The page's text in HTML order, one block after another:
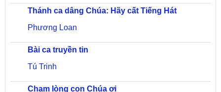
Thánh ca dâng Chúa: Hãy cất Tiếng Hát
Phương Loan
Bài ca truyền tin
Tú Trinh
Chạm lòng con Chúa ơi